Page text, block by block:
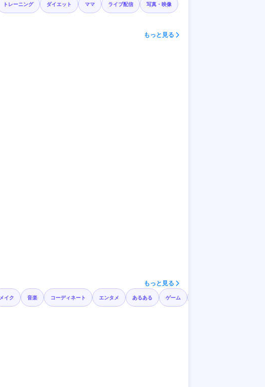
トレーニング ダイエット ママ ライブ配信 写真・映像
もっと見る
もっと見る
メイク 音楽 コーディネート エンタメ あるある ゲーム